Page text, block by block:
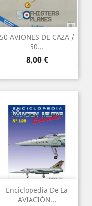
50 AVIONES DE CAZA /
50...
Preu
8,00 €
Enciclopedia De La
AVIACIÓN...